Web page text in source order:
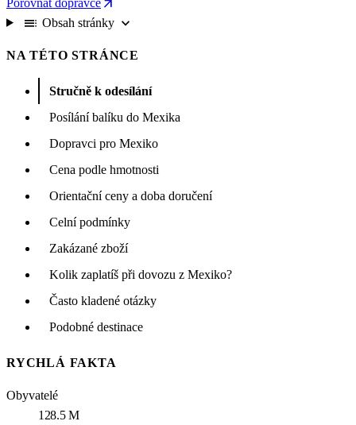
arrow_outward
toc Obsah stránky expand_more
NA TÉTO STRÁNCE
Stručně k odesílání
Posílání balíku do Mexika
Dopravci pro Mexiko
Cena podle hmotnosti
Orientační ceny a doba doručení
Celní podmínky
Zakázané zboží
Kolik zaplatíš při dovozu z Mexiko?
Často kladené otázky
Podobné destinace
RYCHLÁ FAKTA
Obyvatelé
128.5 M